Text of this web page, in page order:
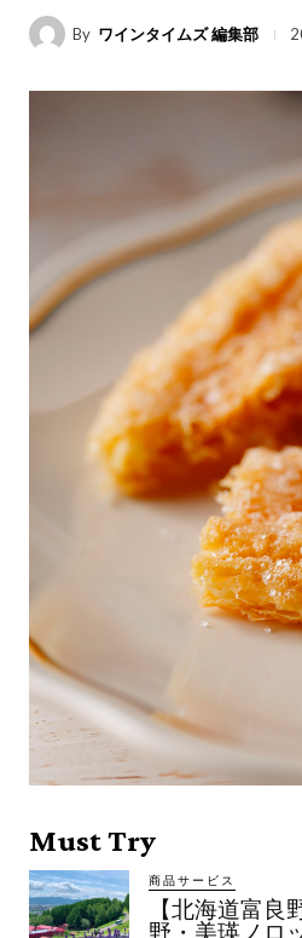
By ワインタイムズ 編集部
Must Try
商品サービス
【北海道富良
野・美瑛ノロ